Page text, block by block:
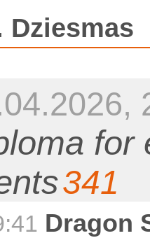
Dziesmas
for
341
Dragon